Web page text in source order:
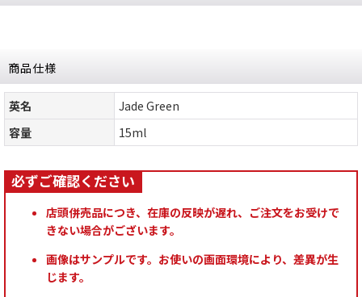
商品仕様
英名
Jade Green
容量
15ml
店頭併売品につき、在庫の反映が遅れ、ご注文をお受けで
きない場合がございます。
画像はサンプルです。お使いの画面環境により、差異が生
じます。